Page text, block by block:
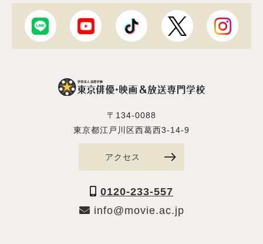
〒134-0088
東京都江戸川区西葛西3-14-9
アクセス
0120-233-557
info@movie.ac.jp